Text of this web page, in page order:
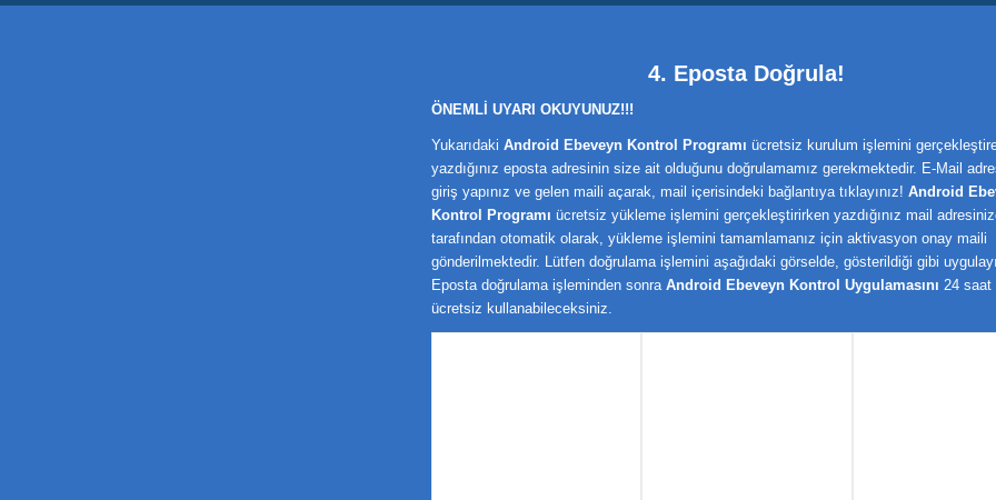
4. Eposta Doğrula!
ÖNEMLİ UYARI OKUYUNUZ!!!
Yukarıdaki Android Ebeveyn Kontrol Programı ücretsiz kurulum işlemini
yazdığınız eposta adresinin size ait olduğunu doğrulamamız gerekmektedir. E-Mail
giriş yapınız ve gelen maili açarak, mail içerisindeki bağlantıya tıklayınız! Android
Kontrol Programı ücretsiz yükleme işlemini gerçekleştirirken yazdığınız mail
tarafından otomatik olarak, yükleme işlemini tamamlamanız için aktivasyon onay maili
gönderilmektedir. Lütfen doğrulama işlemini aşağıdaki görselde, gösterildiği gibi
Eposta doğrulama işleminden sonra Android Ebeveyn Kontrol Uygulamasını 24 saat
ücretsiz kullanabileceksiniz.